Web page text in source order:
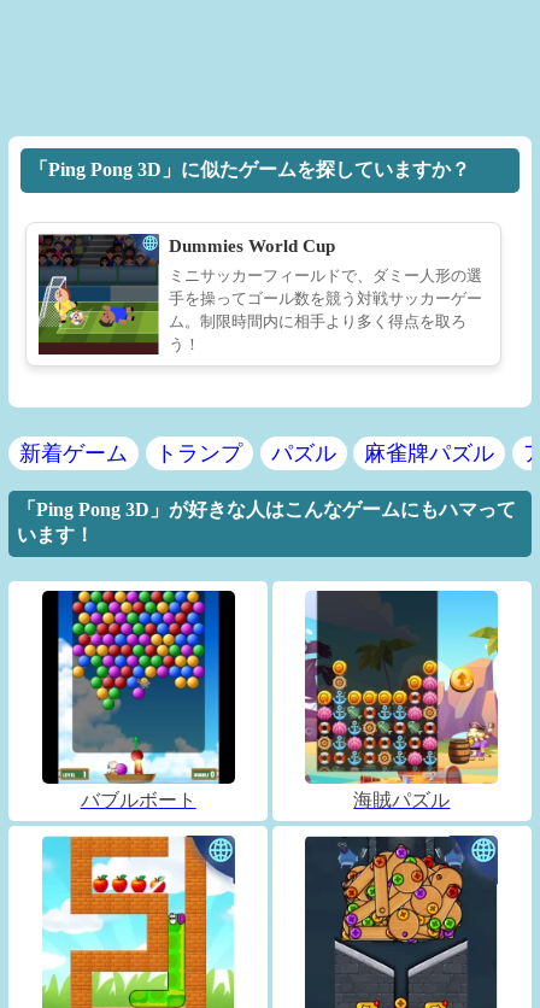
「Ping Pong 3D」に似たゲームを探していますか？
Dummies World Cup
ミニサッカーフィールドで、ダミー人形の選
手を操ってゴール数を競う対戦サッカーゲー
ム。制限時間内に相手より多く得点を取ろ
う！
新着ゲーム トランプ パズル 麻雀牌パズル
「Ping Pong 3D」が好きな人はこんなゲームにもハマって
います！
バブルボート 海賊パズル